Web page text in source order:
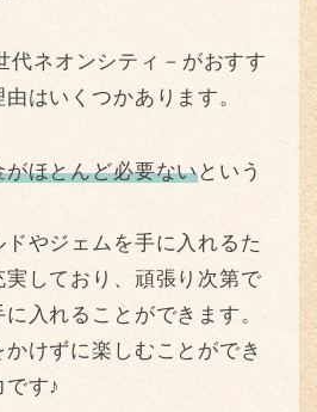
代ネオンシティ－がおすす
はいくつかあります。
がほとんど必要ないという
やジェムを手に入れるた
しており、頑張り次第で
入れることができます。
けずに楽しむことができ
す♪